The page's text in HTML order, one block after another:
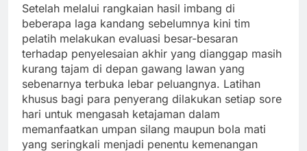
Setelah melalui rangkaian hasil imbang di
beberapa laga kandang sebelumnya kini tim
pelatih melakukan evaluasi besar-besaran
terhadap penyelesaian akhir yang dianggap masih
kurang tajam di depan gawang lawan yang
sebenarnya terbuka lebar peluangnya. Latihan
khusus bagi para penyerang dilakukan setiap sore
hari untuk mengasah ketajaman dalam
memanfaatkan umpan silang maupun bola mati
yang seringkali menjadi penentu kemenangan